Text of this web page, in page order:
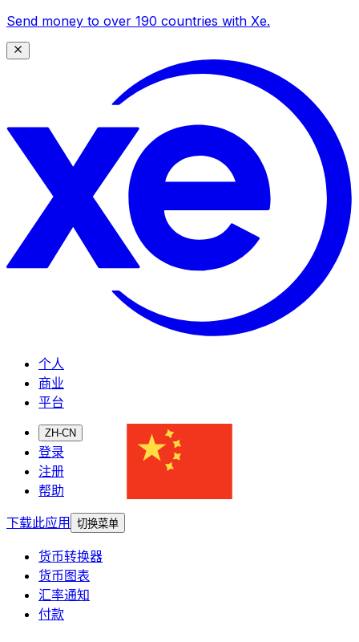
Send money to over 190 countries with Xe.
个人
商业
平台
ZH-CN
登录
注册
帮助
下载此应用
切换菜单
货币转换器
货币图表
汇率通知
付款